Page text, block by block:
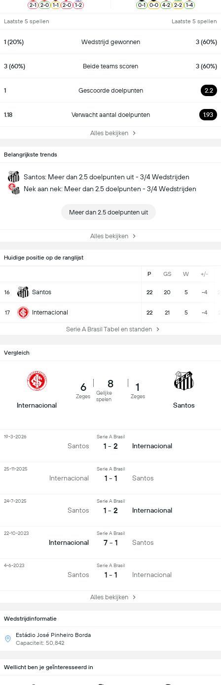
2-1 2-0 1-1 2-0 1-2 0-1 0-0 4-2 2-2 1-4
Laatste 5 spellen Laatste 5 spellen
1 (20%) Wedstrijd gewonnen 3 (60%)
3 (60%) Beide teams scoren 3 (60%)
1 Gescoorde doelpunten 2.2
1.18 Verwacht aantal doelpunten 1.93
Alles bekijken
Belangrijkste trends
Santos: Meer dan 2.5 doelpunten uit - 3/4 Wedstrijden
Nek aan nek: Meer dan 2.5 doelpunten - 3/4 Wedstrijden
Meer dan 2.5 doelpunten uit
Alles bekijken
Huidige positie op de ranglijst
P GS W +/-
16 Santos 22 20 5 -4
17 Internacional 22 21 5 -4
Serie A Brasil Tabel en standen
Wedstrijdinformatie
Estádio José Pinheiro Borda
Capaciteit: 50,842
Vergleich
Internacional
6
Zeges
8
Gelijke
spelen
1
Zeges
Santos
Santos
Serie A Brasil
1 - 2 Internacional
19-3-2026
Internacional
Serie A Brasil
1 - 1 Santos
25-11-2025
Santos
Serie A Brasil
1 - 2 Internacional
24-7-2025
Internacional
Serie A Brasil
7 - 1 Santos
22-10-2023
Santos
Serie A Brasil
1 - 1 Internacional
4-6-2023
Alles bekijken
Wellicht ben je geïnteresseerd in